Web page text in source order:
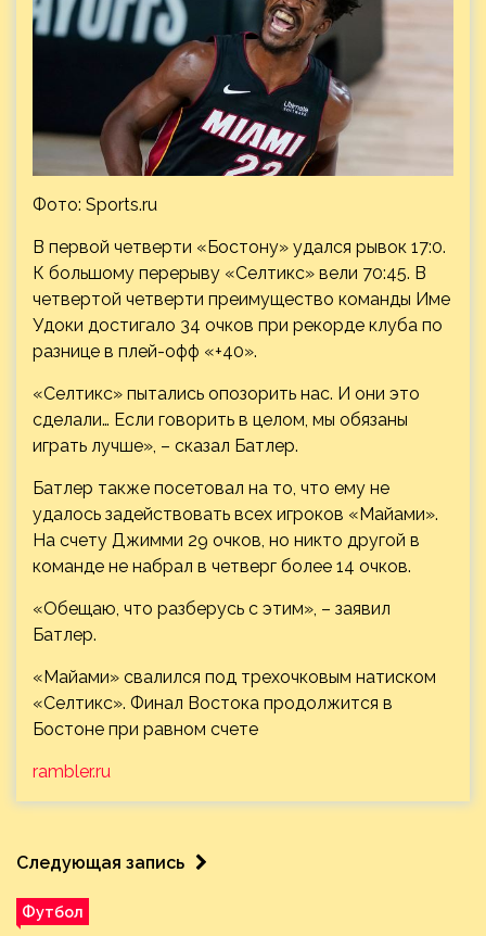
Фото: Sports.ru
В первой четверти «Бостону» удался рывок 17:0.
К большому перерыву «Селтикс» вели 70:45. В
четвертой четверти преимущество команды Име
Удоки достигало 34 очков при рекорде клуба по
разнице в плей-офф «+40».
«Селтикс» пытались опозорить нас. И они это
сделали… Если говорить в целом, мы обязаны
играть лучше», – сказал Батлер.
Батлер также посетовал на то, что ему не
удалось задействовать всех игроков «Майами».
На счету Джимми 29 очков, но никто другой в
команде не набрал в четверг более 14 очков.
«Обещаю, что разберусь с этим», – заявил
Батлер.
«Майами» свалился под трехочковым натиском
«Селтикс». Финал Востока продолжится в
Бостоне при равном счете
rambler.ru
Следующая запись
Футбол